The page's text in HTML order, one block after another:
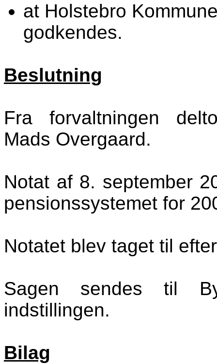
at Holstebro
godkendes.
Beslutning
Fra forvaltningen
Mads Overgaard.
Notat af 8. september
pensionssystemet for
Notatet blev taget til
Sagen sendes til
indstillingen.
Bilag